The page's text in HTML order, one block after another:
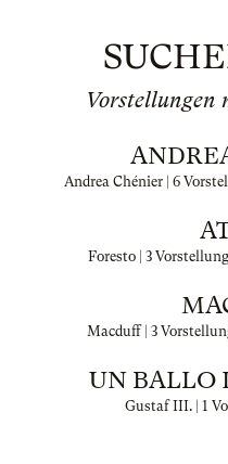
Vorstellungen
Andrea Chénier | 6
Foresto | 3
Macduff | 3
UN BALLO
Gustaf III. | 1